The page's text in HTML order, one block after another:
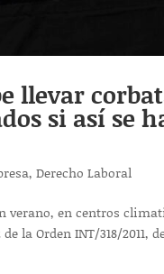
llevar
si así se
,Derecho Laboral
verano, en centros
la Orden INT/318/2011,